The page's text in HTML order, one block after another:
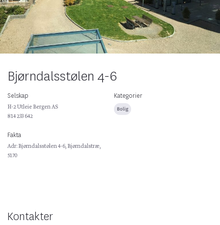
Bjørndalsstølen 4-6
Selskap
H-2 Utleie Bergen AS
814 233 642
Kategorier
Bolig
Fakta
Adr: Bjørndalsstølen 4-6, Bjørndalstræ,
5170
Kontakter